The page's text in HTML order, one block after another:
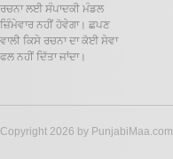
ਰਚਨਾ ਲਈ ਸੰਪਾਦਕੀ ਮੰਡਲ
ਜ਼ਿੰਮੇਵਾਰ ਨਹੀਂ ਹੋਵੇਗਾ। ਛਪਣ
ਵਾਲੀ ਕਿਸੇ ਰਚਨਾ ਦਾ ਕੋਈ ਸੇਵਾ
ਫਲ ਨਹੀਂ ਦਿੱਤਾ ਜਾਂਦਾ।
Copyright 2026 by PunjabiMaa.com